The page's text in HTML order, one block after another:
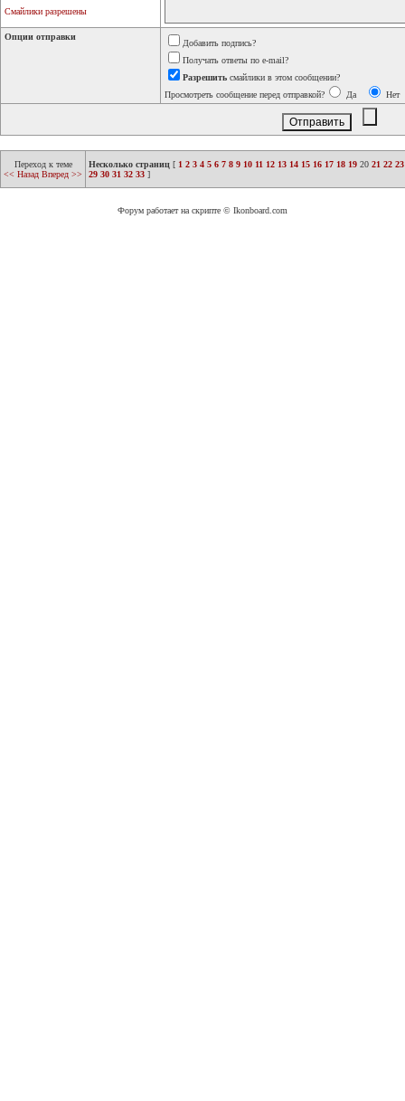
Смайлики разрешены
Опции отправки
Добавить подпись?
Получать ответы по e-mail?
Разрешить смайлики в этом сообщении?
Просмотреть сообщение перед отправкой?
Да Нет
Переход к теме
<< Назад Вперед >>
Несколько страниц [ 1 2 3 4 5 6 7 8 9 10 11 12 13 14 15 16 17 18 19 20 21 22 23
29 30 31 32 33 ]
Форум работает на скрипте © Ikonboard.com